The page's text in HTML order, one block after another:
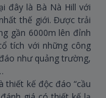
đây là Bà Nà Hill với
thế giới. Được trải
gần 6000m lên đỉnh
tích với những công
như quảng trường,
thiết kế độc đáo “cầu